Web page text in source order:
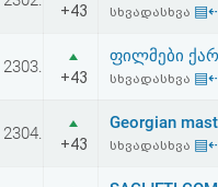
პასუხი
ავტორიზაცია
რეგისტრაცია
პაროლის
+43 სხვადასხვა
2303.
+43
ფილმები
სხვადასხვა
2304.
+43
Georgian
სხვადასხვა